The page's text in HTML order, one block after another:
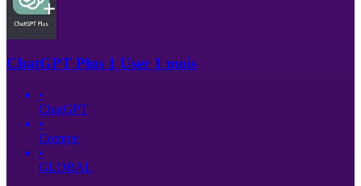
ChatGPT Plus 1 User 1 mois
•
ChatGPT
•
Compte
•
GLOBAL